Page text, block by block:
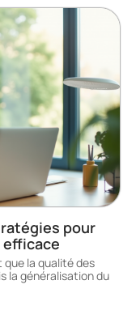
pour
la qualité des
la généralisation du